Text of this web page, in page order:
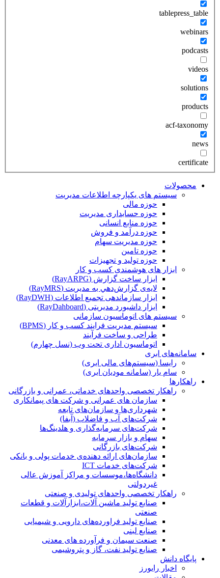
tablepress_table
webinars
podcasts
videos
solutions
products
acf-taxonomy
news
certificate
محصولات
سیستم های یکپارچه اطلاعات مدیریت
حوزه مالی
حوزه حسابداری مدیریت
حوزه منابع انسانی
حوزه درآمد و فروش
حوزه مدیریت سهام
حوزه تامین
حوزه تولید و تجهیزات
ابزار های هوشمندی کسب و کار
ابزار ساخت گزارش (RayARPG)
لایه‌ی گزارش‌دهي به مديريت (RayMRS)
ابزار سازماندهی تجمیع اطلاعات (RayDWH)
ابزار داشبورد مدیریتی (RayDahboard)
سیستم های اتوماسیون سازمانی
سیستم مدیریت فرایند کسب و کار (BPMS)
طراحی و ساخت فرآیند
اتوماسیون اداری تحت وب (نسل چهارم)
سامانه‌های ابری
رایسا (سیستم‌های مالی ابری)
سام یار (سامانه مودیان ابری)
راهکارها
راهکار تخصصی واحدهای خدماتی، عمرانی و بازرگانی
سازمان های عمرانی و شرکت های پیمانکاری
شهرداری‌ها و سازمان‌های تابعه
شرکت‌های آب و فاضلاب (آبفا)
شرکت‌های سرمایه‌گذاری و هلدینگ‌ها
سهام و بازار سرمایه
شرکت‌های بازرگانی
سازمان‌های ارائه دهنده‌ی خدمات پولی و بانکی
شرکت‌های خدمات ICT
دانشگاه‌ها،موسسات و مراکز آموزش عالی
غیردولتی
راهکار تخصصی واحدهای تولیدی و صنعتی
صنایع توليد ماشين آلات،ابزارآلات و قطعات
صنعتی
صنایع تولید فراورده‌های دارویی و شیمیایی
صنایع لبنی
صنعت سیمان و فرآورده های معدنی
صنایع تولید نفت، گاز و پتروشيمی
پایگاه دانش
اخبار رایورز